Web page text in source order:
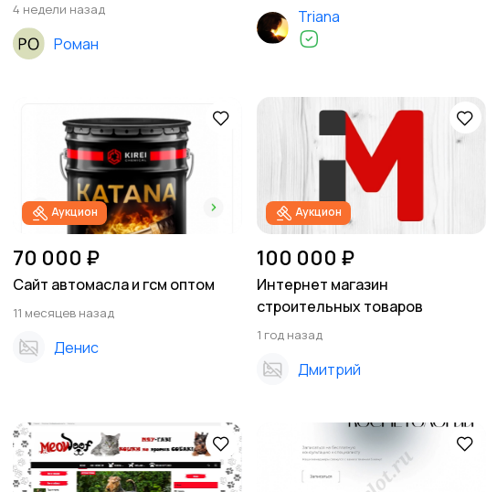
4 недели назад
Роман
Triana
Аукцион
70 000 ₽
Сайт автомасла и гсм оптом
11 месяцев назад
Денис
Аукцион
100 000 ₽
Интернет магазин
строительных товаров
1 год назад
Дмитрий